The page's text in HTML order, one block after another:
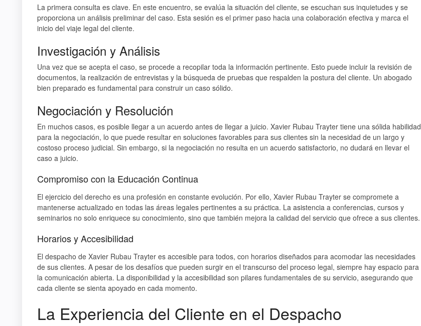
La primera consulta es clave. En este encuentro, se evalúa la situación del cliente, se escuchan sus inquietudes y se
proporciona un análisis preliminar del caso. Esta sesión es el primer paso hacia una colaboración efectiva y marca el
inicio del viaje legal del cliente.
Investigación y Análisis
Una vez que se acepta el caso, se procede a recopilar toda la información pertinente. Esto puede incluir la revisión de
documentos, la realización de entrevistas y la búsqueda de pruebas que respalden la postura del cliente. Un abogado
bien preparado es fundamental para construir un caso sólido.
Negociación y Resolución
En muchos casos, es posible llegar a un acuerdo antes de llegar a juicio. Xavier Rubau Trayter tiene una sólida habilidad
para la negociación, lo que puede resultar en soluciones favorables para sus clientes sin la necesidad de un largo y
costoso proceso judicial. Sin embargo, si la negociación no resulta en un acuerdo satisfactorio, no dudará en llevar el
caso a juicio.
Compromiso con la Educación Continua
El ejercicio del derecho es una profesión en constante evolución. Por ello, Xavier Rubau Trayter se compromete a
mantenerse actualizado en todas las áreas legales pertinentes a su práctica. La asistencia a conferencias, cursos y
seminarios no solo enriquece su conocimiento, sino que también mejora la calidad del servicio que ofrece a sus clientes.
Horarios y Accesibilidad
El despacho de Xavier Rubau Trayter es accesible para todos, con horarios diseñados para acomodar las necesidades
de sus clientes. A pesar de los desafíos que pueden surgir en el transcurso del proceso legal, siempre hay espacio para
la comunicación abierta. La disponibilidad y la accesibilidad son pilares fundamentales de su servicio, asegurando que
cada cliente se sienta apoyado en cada momento.
La Experiencia del Cliente en el Despacho